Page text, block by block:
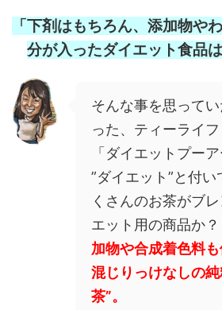
「下剤はもちろん、添加物や
分が入ったダイエット食品
そんな事を思って
った、ティーライ
「ダイエットプーア
”ダイエット”と付
くさんのお茶がブ
エット用の商品か？
加物や合成着色料
混じりっけなしの
茶”。